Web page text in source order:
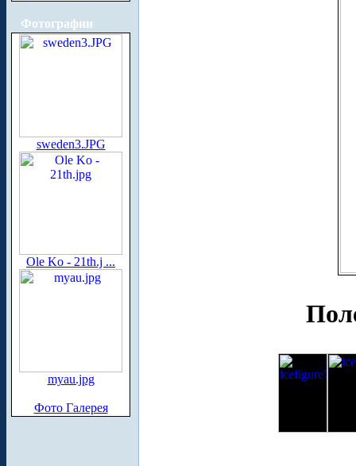
Фотографии
sweden3.JPG
Ole Ko - 21th.j ...
myau.jpg
Фото Галерея